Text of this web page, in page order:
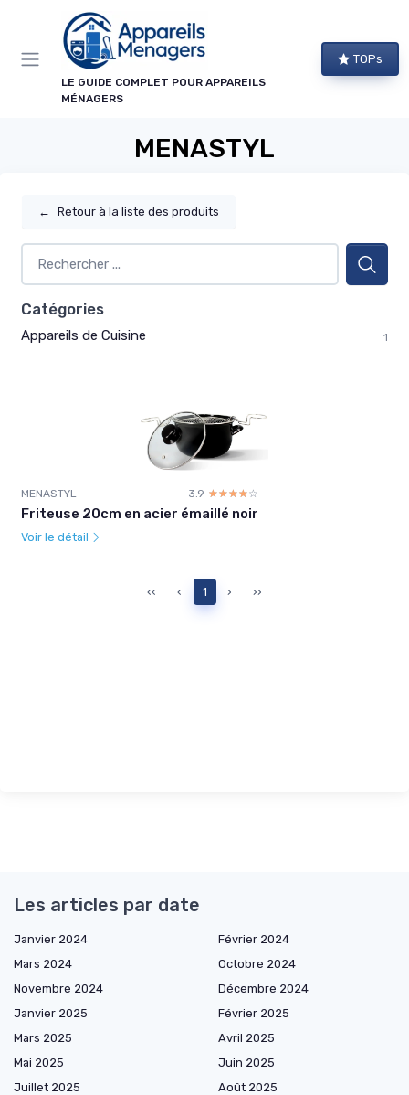
LE GUIDE COMPLET POUR APPAREILS
MÉNAGERS
TOPs
MENASTYL
← Retour à la liste des produits
Catégories
Appareils de Cuisine 1
MENASTYL 3.9 ☆☆☆☆☆
★★★★★
Friteuse 20cm en acier émaillé noir
Voir le détail
‹‹ ‹ 1 › ››
Les articles par date
Janvier 2024
Février 2024
Mars 2024
Octobre 2024
Novembre 2024
Décembre 2024
Janvier 2025
Février 2025
Mars 2025
Avril 2025
Mai 2025
Juin 2025
Juillet 2025
Août 2025
Panneau de gestion des cookies